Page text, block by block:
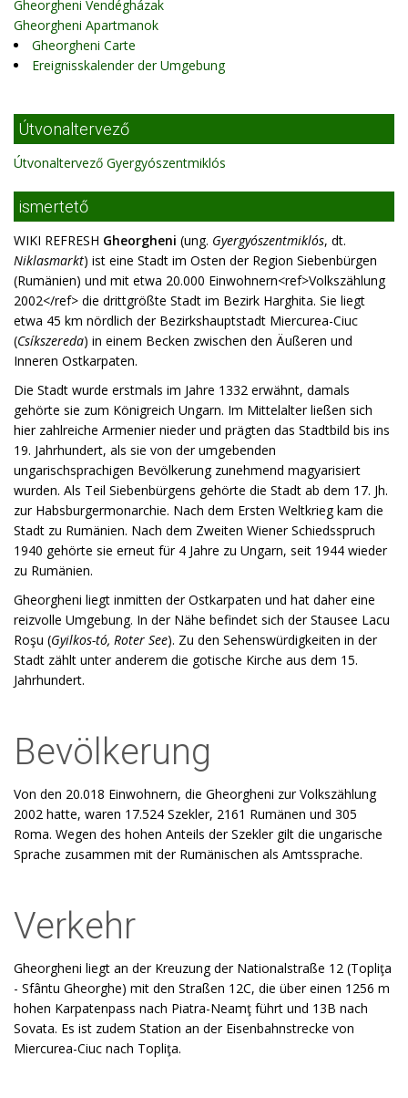
Gheorgheni Vendégházak
Gheorgheni Apartmanok
Gheorgheni Carte
Ereignisskalender der Umgebung
Útvonaltervező
Útvonaltervező Gyergyószentmiklós
ismertető
WIKI REFRESH Gheorgheni (ung. Gyergyószentmiklós, dt.
Niklasmarkt) ist eine Stadt im Osten der Region Siebenbürgen
(Rumänien) und mit etwa 20.000 Einwohnern<ref>Volkszählung
2002</ref> die drittgrößte Stadt im Bezirk Harghita. Sie liegt
etwa 45 km nördlich der Bezirkshauptstadt Miercurea-Ciuc
(Csíkszereda) in einem Becken zwischen den Äußeren und
Inneren Ostkarpaten.
Die Stadt wurde erstmals im Jahre 1332 erwähnt, damals
gehörte sie zum Königreich Ungarn. Im Mittelalter ließen sich
hier zahlreiche Armenier nieder und prägten das Stadtbild bis ins
19. Jahrhundert, als sie von der umgebenden
ungarischsprachigen Bevölkerung zunehmend magyarisiert
wurden. Als Teil Siebenbürgens gehörte die Stadt ab dem 17. Jh.
zur Habsburgermonarchie. Nach dem Ersten Weltkrieg kam die
Stadt zu Rumänien. Nach dem Zweiten Wiener Schiedsspruch
1940 gehörte sie erneut für 4 Jahre zu Ungarn, seit 1944 wieder
zu Rumänien.
Gheorgheni liegt inmitten der Ostkarpaten und hat daher eine
reizvolle Umgebung. In der Nähe befindet sich der Stausee Lacu
Roşu (Gyilkos-tó, Roter See). Zu den Sehenswürdigkeiten in der
Stadt zählt unter anderem die gotische Kirche aus dem 15.
Jahrhundert.
Bevölkerung
Von den 20.018 Einwohnern, die Gheorgheni zur Volkszählung
2002 hatte, waren 17.524 Szekler, 2161 Rumänen und 305
Roma. Wegen des hohen Anteils der Szekler gilt die ungarische
Sprache zusammen mit der Rumänischen als Amtssprache.
Verkehr
Gheorgheni liegt an der Kreuzung der Nationalstraße 12 (Topliţa
- Sfântu Gheorghe) mit den Straßen 12C, die über einen 1256 m
hohen Karpatenpass nach Piatra-Neamţ führt und 13B nach
Sovata. Es ist zudem Station an der Eisenbahnstrecke von
Miercurea-Ciuc nach Topliţa.